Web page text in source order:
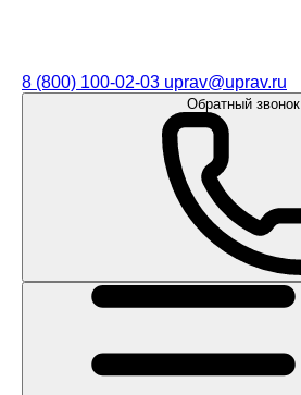
8 (800) 100-02-03 uprav@uprav.ru
Обратный звонок